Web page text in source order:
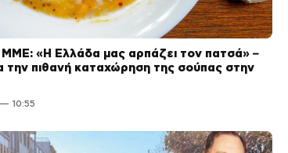
ΜΜΕ: «Η Ελλάδα μας αρπάζει τον πατσά» –
την πιθανή καταχώρηση της σούπας στην
10:55